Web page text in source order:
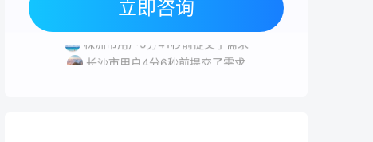
立即咨询
湘潭市用户3分34秒前提交了需求
株洲市用户5分41秒前提交了需求
长沙市用户4分6秒前提交了需求